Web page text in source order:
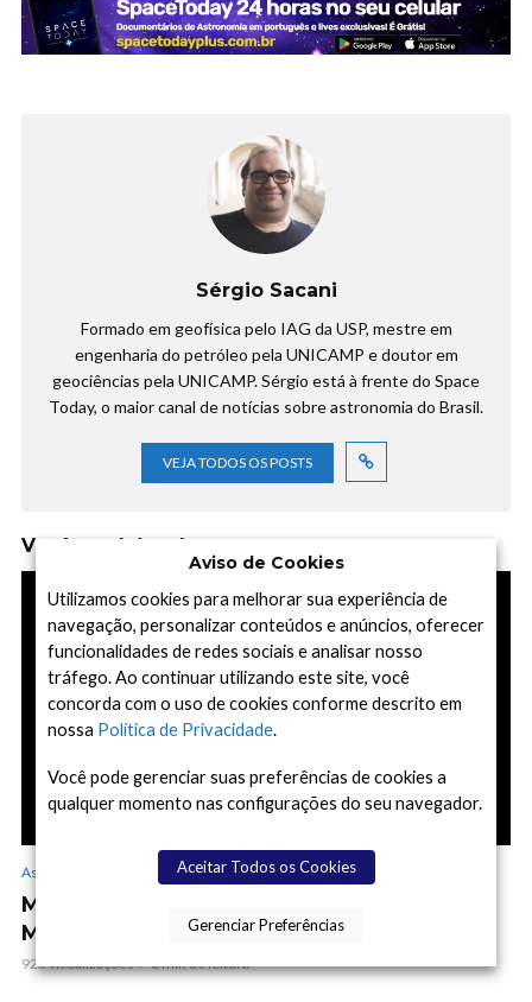
Sérgio Sacani
Formado em geofísica pelo IAG da USP, mestre em
engenharia do petróleo pela UNICAMP e doutor em
geociências pela UNICAMP. Sérgio está à frente do Space
Today, o maior canal de notícias sobre astronomia do Brasil.
VEJA TODOS OS POSTS
Você também deve gostar
Astronomia, Astrofísica e Cosmologia
Missão Psyche da NASA Faz Imagens
Maravilhosas de Marte no Seu Sobrevoo
923 visualizações 8 min de leitura
Aviso de Cookies
Utilizamos cookies para melhorar sua experiência de
navegação, personalizar conteúdos e anúncios, oferecer
funcionalidades de redes sociais e analisar nosso
tráfego. Ao continuar utilizando este site, você
concorda com o uso de cookies conforme descrito em
nossa Política de Privacidade.
Você pode gerenciar suas preferências de cookies a
qualquer momento nas configurações do seu navegador.
Aceitar Todos os Cookies
Gerenciar Preferências